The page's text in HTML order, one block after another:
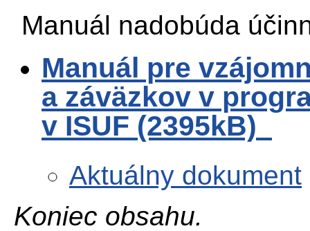
Manuál nadobúda
Manuál pre
a záväzkov v
v ISUF (2395kB)
Aktuálny dokument
Koniec obsahu.